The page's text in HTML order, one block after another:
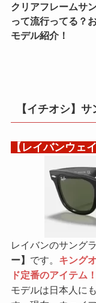
クリアフレームサ
って流行ってる？
モデル紹介！
【イチオシ】
【レイバンウ
レイバンのサング
ー】 です。 キング
ド定番のアイテム！
モデルは日本人に